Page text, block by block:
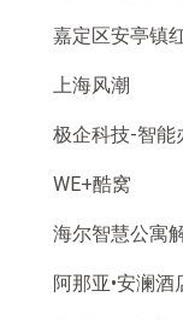
嘉定区安亭镇
上海风潮
极企科技-智能
WE+酷窝
海尔智慧公寓
阿那亚•安澜酒